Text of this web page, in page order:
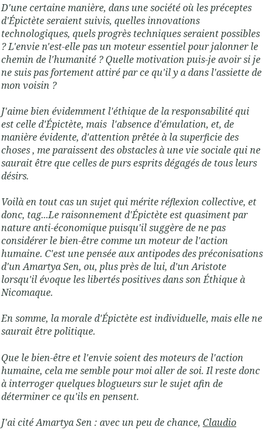
D'une certaine manière, dans une société où les préceptes
d'Épictète seraient suivis, quelles innovations
technologiques, quels progrès techniques seraient possibles
? L'envie n'est-elle pas un moteur essentiel pour jalonner le
chemin de l'humanité ? Quelle motivation puis-je avoir si je
ne suis pas fortement attiré par ce qu'il y a dans l'assiette de
mon voisin ?
J'aime bien évidemment l'éthique de la responsabilité qui
est celle d'Épictète, mais l'absence d'émulation, et, de
manière évidente, d'attention prêtée à la superficie des
choses , me paraissent des obstacles à une vie sociale qui ne
saurait être que celles de purs esprits dégagés de tous leurs
désirs.
Voilà en tout cas un sujet qui mérite réflexion collective, et
donc, tag...Le raisonnement d'Épictète est quasiment par
nature anti-économique puisqu'il suggère de ne pas
considérer le bien-être comme un moteur de l'action
humaine. C'est une pensée aux antipodes des préconisations
d'un Amartya Sen, ou, plus près de lui, d'un Aristote
lorsqu'il évoque les libertés positives dans son Éthique à
Nicomaque.
En somme, la morale d'Épictète est individuelle, mais elle ne
saurait être politique.
Que le bien-être et l'envie soient des moteurs de l'action
humaine, cela me semble pour moi aller de soi. Il reste donc
à interroger quelques blogueurs sur le sujet afin de
déterminer ce qu'ils en pensent.
J'ai cité Amartya Sen : avec un peu de chance, Claudio